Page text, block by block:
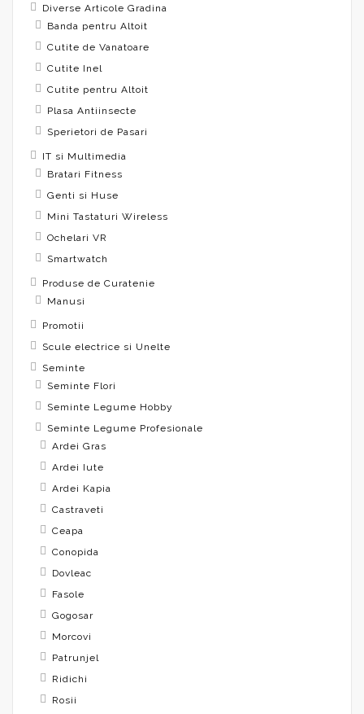
Diverse Articole Gradina
Banda pentru Altoit
Cutite de Vanatoare
Cutite Inel
Cutite pentru Altoit
Plasa Antiinsecte
Sperietori de Pasari
IT si Multimedia
Bratari Fitness
Genti si Huse
Mini Tastaturi Wireless
Ochelari VR
Smartwatch
Produse de Curatenie
Manusi
Promotii
Scule electrice si Unelte
Seminte
Seminte Flori
Seminte Legume Hobby
Seminte Legume Profesionale
Ardei Gras
Ardei Iute
Ardei Kapia
Castraveti
Ceapa
Conopida
Dovleac
Fasole
Gogosar
Morcovi
Patrunjel
Ridichi
Rosii